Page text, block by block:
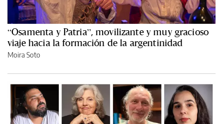
“Osamenta y Patria”, movilizante y muy gracioso
viaje hacia la formación de la argentinidad
Moira Soto